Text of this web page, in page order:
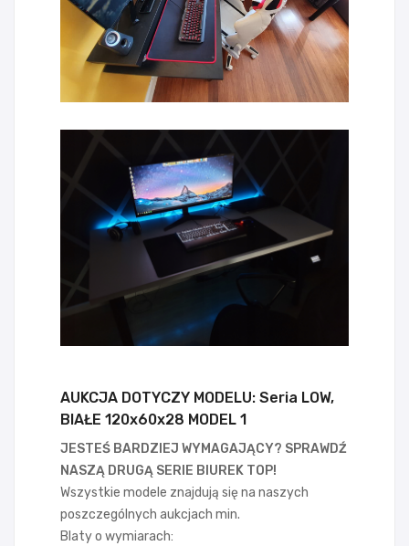
AUKCJA DOTYCZY MODELU: Seria LOW,
BIAŁE 120x60x28 MODEL 1
JESTEŚ BARDZIEJ WYMAGAJĄCY? SPRAWDŹ
NASZĄ DRUGĄ SERIE BIUREK TOP!
Wszystkie modele znajdują się na naszych
poszczególnych aukcjach min.
Blaty o wymiarach: